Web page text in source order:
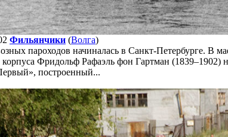
Фильянчики (Волга)
пароходов начиналась в Санкт-Петербурге. В
Фридольф Рафаэль фон Гартман (1839–1902)
построенный...